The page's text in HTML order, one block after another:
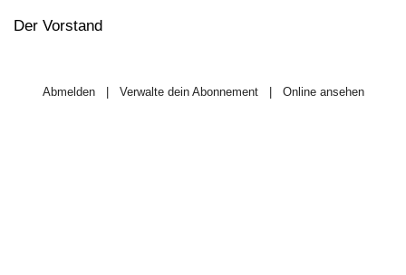
Der Vorstand
Abmelden| Verwalte dein Abonnement| Online ansehen